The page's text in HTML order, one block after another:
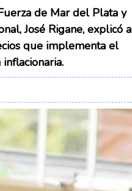
de Mar del Plata y
José Rigane, explicó a
que implementa el